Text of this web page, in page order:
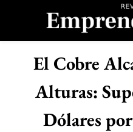
El Cobre
Alturas:
Dólares